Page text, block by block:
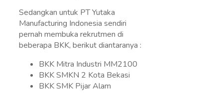
Sedangkan untuk PT Yutaka
Manufacturing Indonesia sendiri
pernah membuka rekrutmen di
beberapa BKK, berikut diantaranya :
BKK Mitra Industri MM2100
BKK SMKN 2 Kota Bekasi
BKK SMK Pijar Alam